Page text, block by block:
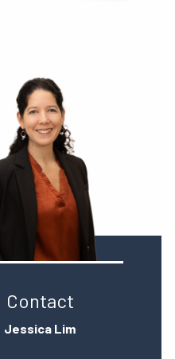
Contact
Jessica Lim